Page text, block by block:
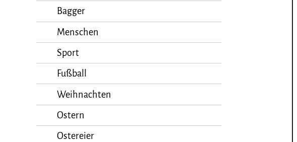
Bagger
Menschen
Sport
Fußball
Weihnachten
Ostern
Ostereier